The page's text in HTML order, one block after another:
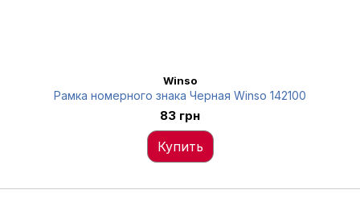
Winso
Рамка номерного знака Черная Winso 142100
83 грн
Купить